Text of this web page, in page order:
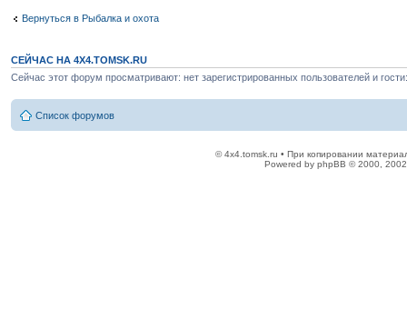
Вернуться в Рыбалка и охота
СЕЙЧАС НА 4X4.TOMSK.RU
Сейчас этот форум просматривают: нет зарегистрированных пользователей и
Список форумов
© 4x4.tomsk.ru • При копировании
Powered by phpBB © 2000,